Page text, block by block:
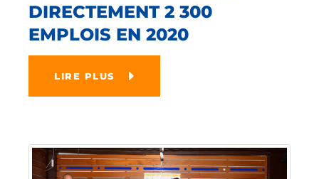
DIRECTEMENT 2 300
EMPLOIS EN 2020
LIRE PLUS